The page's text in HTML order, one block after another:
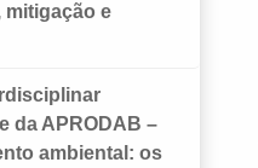
mitigação e
da APRODAB –
ambiental: os